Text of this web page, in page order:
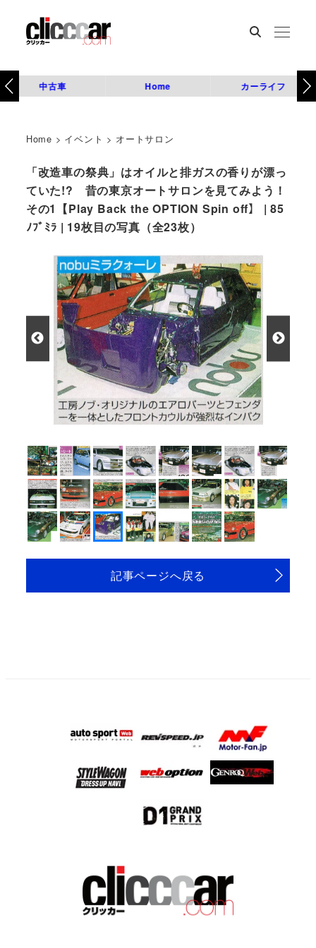
中古車 Home カーライフ
Home > イベント > オートサロン
「改造車の祭典」はオイルと排ガスの香りが漂っ
ていた!? 昔の東京オートサロンを見てみよう！
その1【Play Back the OPTION Spin off】 | 85
ﾉﾌﾞﾐﾗ | 19枚目の写真（全23枚）
記事ページへ戻る